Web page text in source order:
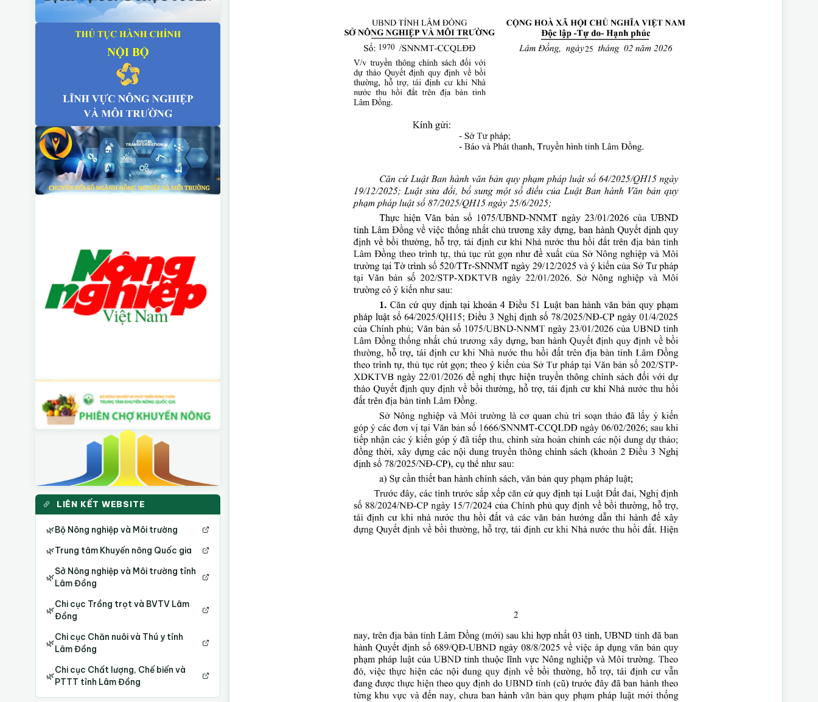
LIÊN KẾT WEBSITE
🌿Bộ Nông nghiệp và Môi trường
🌿Trung tâm Khuyến nông Quốc gia
🌿
Sở Nông nghiệp và Môi trường tỉnh
Lâm Đồng
🌿
Chi cục Trồng trọt và BVTV Lâm
Đồng
🌿
Chi cục Chăn nuôi và Thú y tỉnh
Lâm Đồng
🌿
Chi cục Chất lượng, Chế biến và
PTTT tỉnh Lâm Đồng